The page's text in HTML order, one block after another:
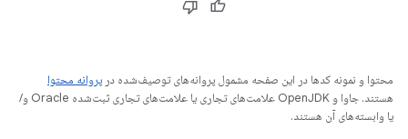
محتوا و نمونه کدها در این صفحه مشمول پروانه‌های توصیف‌شده در پروانه محتوا
هستند. جاوا و OpenJDK علامت‌های تجاری یا علامت‌های تجاری ثبت‌شده Oracle و/
یا وابسته‌های آن هستند.